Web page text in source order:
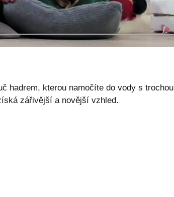
hadrem, kterou namočíte do vody s trochou
zářivější a novější vzhled.